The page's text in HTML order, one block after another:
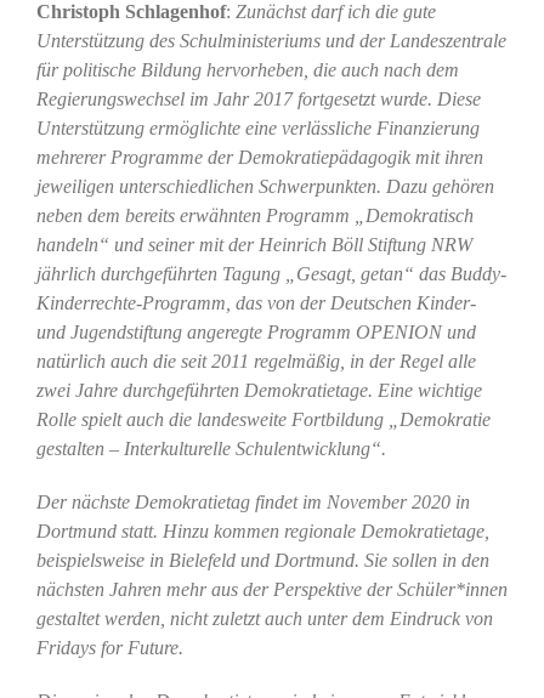
Christoph Schlagenhof: Zunächst darf ich die gute
Unterstützung des Schulministeriums und der Landeszentrale
für politische Bildung hervorheben, die auch nach dem
Regierungswechsel im Jahr 2017 fortgesetzt wurde. Diese
Unterstützung ermöglichte eine verlässliche Finanzierung
mehrerer Programme der Demokratiepädagogik mit ihren
jeweiligen unterschiedlichen Schwerpunkten. Dazu gehören
neben dem bereits erwähnten Programm „Demokratisch
handeln“ und seiner mit der Heinrich Böll Stiftung NRW
jährlich durchgeführten Tagung „Gesagt, getan“ das Buddy-
Kinderrechte-Programm, das von der Deutschen Kinder-
und Jugendstiftung angeregte Programm OPENION und
natürlich auch die seit 2011 regelmäßig, in der Regel alle
zwei Jahre durchgeführten Demokratietage. Eine wichtige
Rolle spielt auch die landesweite Fortbildung „Demokratie
gestalten – Interkulturelle Schulentwicklung“.
Der nächste Demokratietag findet im November 2020 in
Dortmund statt. Hinzu kommen regionale Demokratietage,
beispielsweise in Bielefeld und Dortmund. Sie sollen in den
nächsten Jahren mehr aus der Perspektive der Schüler*innen
gestaltet werden, nicht zuletzt auch unter dem Eindruck von
Fridays for Future.